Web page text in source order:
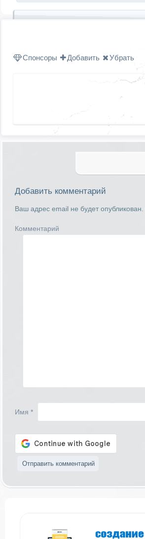
Спонсоры Добавить Убрать
Добавить комментарий
Ваш адрес email не будет опубликован.
Комментарий
Имя *